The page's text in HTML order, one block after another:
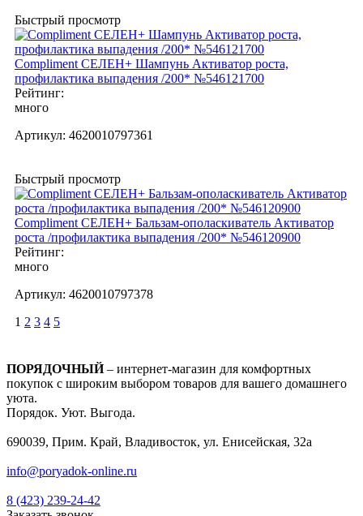
Быстрый просмотр
Compliment СЕЛЕН+ Шампунь Активатор роста,
профилактика выпадения /200* №546121700
Рейтинг:
много
Артикул: 4620010797361
Быстрый просмотр
Compliment СЕЛЕН+ Бальзам-ополаскиватель Активатор
роста /профилактика выпадения /200* №546120900
Рейтинг:
много
Артикул: 4620010797378
1 2 3 4 5
ПОРЯДОЧНЫЙ– интернет-магазин для комфортных
покупок с широким выбором товаров для вашего домашнего
уюта.
Порядок. Уют. Выгода.
690039, Прим. Край, Владивосток, ул. Енисейская, 32а
info@poryadok-online.ru
8 (423) 239-24-42